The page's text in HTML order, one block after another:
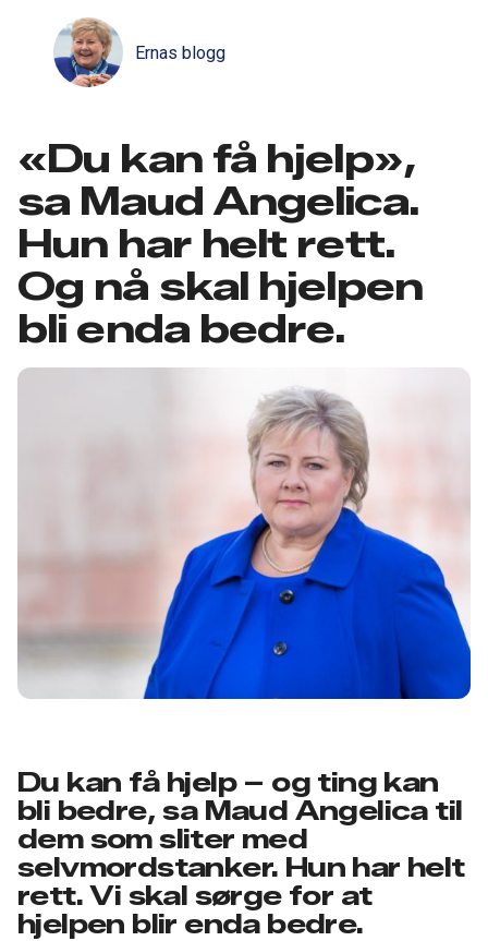
Ernas blogg
«Du kan få hjelp»,
sa Maud Angelica.
Hun har helt rett.
Og nå skal hjelpen
bli enda bedre.
Du kan få hjelp – og ting kan
bli bedre, sa Maud Angelica til
dem som sliter med
selvmordstanker. Hun har helt
rett. Vi skal sørge for at
hjelpen blir enda bedre.